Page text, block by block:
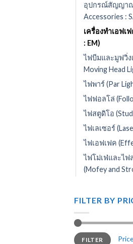
อุปกรณ์สัญญาณ
Accessories :
เครื่องทำเอฟเ
: EM)
ไฟบีมและมูฟวิ่ง
Moving Head
ไฟพาร์ (Par
ไฟฟอลโล่
ไฟสตูดิโอ
ไฟเลเซอร์
ไฟเอฟเฟค
ไฟโม่เฟ่และไ
(Mofey and
FILTER BY
FILTER